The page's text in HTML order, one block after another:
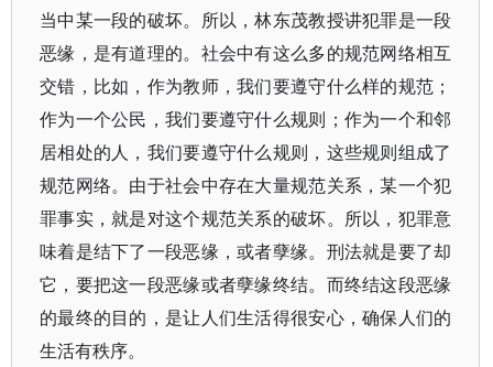
当中某一段的破坏。所以，林东茂教授讲犯罪是一段
恶缘，是有道理的。社会中有这么多的规范网络相互
交错，比如，作为教师，我们要遵守什么样的规范；
作为一个公民，我们要遵守什么规则；作为一个和邻
居相处的人，我们要遵守什么规则，这些规则组成了
规范网络。由于社会中存在大量规范关系，某一个犯
罪事实，就是对这个规范关系的破坏。所以，犯罪意
味着是结下了一段恶缘，或者孽缘。刑法就是要了却
它，要把这一段恶缘或者孽缘终结。而终结这段恶缘
的最终的目的，是让人们生活得很安心，确保人们的
生活有秩序。